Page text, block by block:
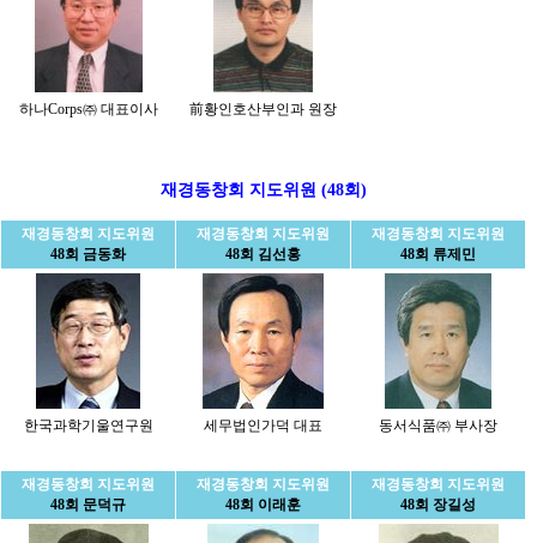
하나Corps㈜ 대표이사 前황인호산부인과 원장
재경동창회 지도위원 (48회)
재경동창회 지도위원
48회 금동화
재경동창회 지도위원
48회 김선홍
재경동창회 지도위원
48회 류제민
한국과학기울연구원 세무법인가덕 대표 동서식품㈜ 부사장
재경동창회 지도위원
48회 문덕규
재경동창회 지도위원
48회 이래훈
재경동창회 지도위원
48회 장길성